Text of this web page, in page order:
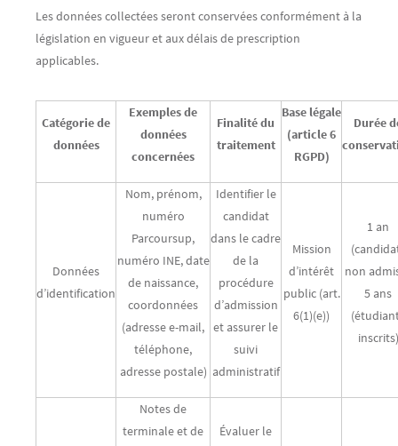
Les données collectées seront conservées conformément à la
législation en vigueur et aux délais de prescription
applicables.
Catégorie de
données
Exemples de
données
concernées
Finalité du
traitement
Base légale
(article 6
RGPD)
Durée
Données
d’identification
Nom, prénom,
numéro
Parcoursup,
numéro INE, date
de naissance,
coordonnées
(adresse e-mail,
téléphone,
adresse postale)
Identifier le
candidat
dans le cadre
de la
procédure
d’admission
et assurer le
suivi
administratif
Mission
d’intérêt
public (art.
6(1)(e))
1 an
non
5 ans
inscrits)
Notes de
terminale et de
Évaluer le